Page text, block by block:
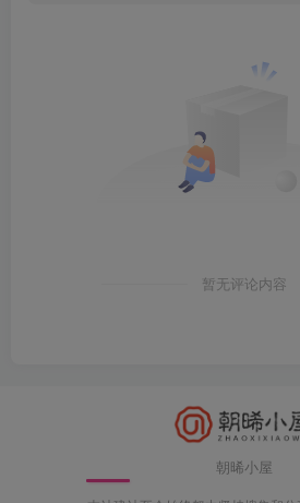
暂无评论内容
朝晞小屋